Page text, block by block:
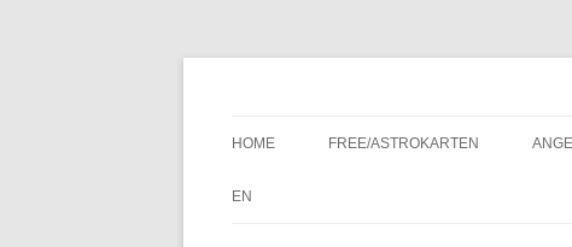
HOME FREE/ASTROKARTEN
EN